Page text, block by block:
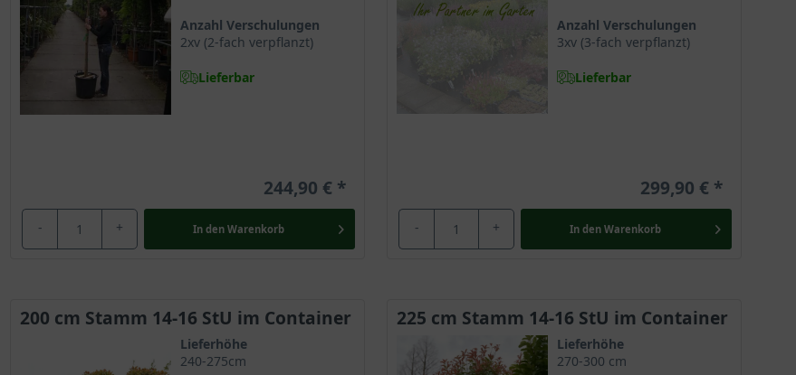
Anzahl Verschulungen
2xv (2-fach verpflanzt)
Lieferbar
244,90 €
- + In den Warenkorb
Anzahl Verschulungen
3xv (3-fach verpflanzt)
Lieferbar
299,90 €
- + In den Warenkorb
200 cm Stamm 14-16 StU im Container
Lieferhöhe
240-275cm
225 cm Stamm 14-16 StU im Container
Lieferhöhe
270-300 cm